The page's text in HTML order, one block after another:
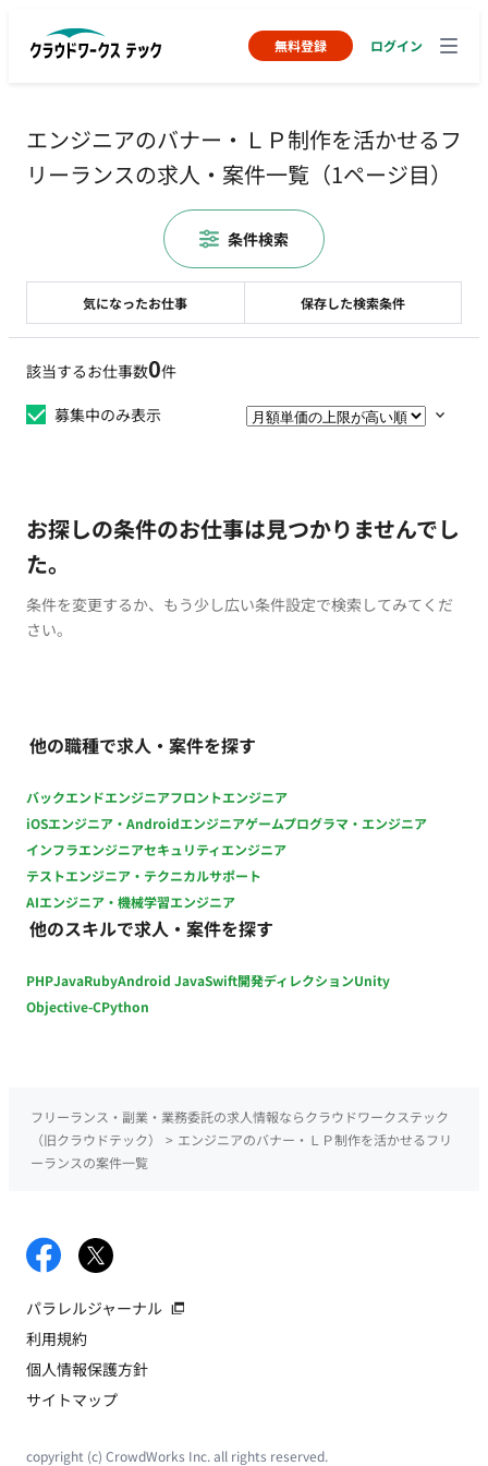
無料登録 ログイン
エンジニアのバナー・ＬＰ制作を活かせるフ
リーランスの求人・案件一覧（1ページ目）
該当するお仕事数0件
募集中のみ表示
お探しの条件のお仕事は見つかりませんでし
た。
条件を変更するか、もう少し広い条件設定で検索してみてくだ
さい。
他の職種で求人・案件を探す
バックエンドエンジニアフロントエンジニア
iOSエンジニア・Androidエンジニアゲームプログラマ・エンジニア
インフラエンジニアセキュリティエンジニア
テストエンジニア・テクニカルサポート
AIエンジニア・機械学習エンジニア
他のスキルで求人・案件を探す
PHPJavaRubyAndroid JavaSwift開発ディレクションUnity
Objective-CPython
気になったお仕事 保存した検索条件
条件検索
フリーランス・副業・業務委託の求人情報ならクラウドワークステック
（旧クラウドテック）
> エンジニアのバナー・ＬＰ制作を活かせるフリ
ーランスの案件一覧
パラレルジャーナル
利用規約
個人情報保護方針
サイトマップ
copyright (c) CrowdWorks Inc. all rights reserved.